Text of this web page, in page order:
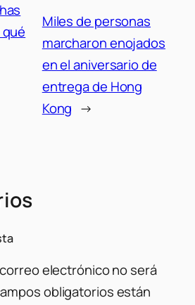
Miles de personas
marcharon enojados
en el aniversario de
entrega de Hong
Kong →
electrónico no será
obligatorios están